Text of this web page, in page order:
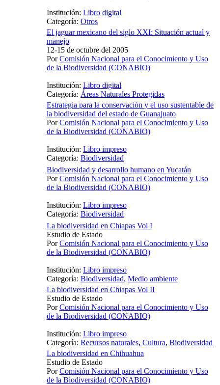
Institución: Libro digital
Categoría: Otros
El jaguar mexicano del siglo XXI: Situación actual y
manejo
12-15 de octubre del 2005
PorComisión Nacional para el Conocimiento y Uso
de la Biodiversidad (CONABIO)
Institución: Libro digital
Categoría: Áreas Naturales Protegidas
Estrategia para la conservación y el uso sustentable de
la biodiversidad del estado de Guanajuato
PorComisión Nacional para el Conocimiento y Uso
de la Biodiversidad (CONABIO)
Institución: Libro impreso
Categoría: Biodiversidad
Biodiversidad y desarrollo humano en Yucatán
PorComisión Nacional para el Conocimiento y Uso
de la Biodiversidad (CONABIO)
Institución: Libro impreso
Categoría: Biodiversidad
La biodiversidad en Chiapas Vol I
Estudio de Estado
PorComisión Nacional para el Conocimiento y Uso
de la Biodiversidad (CONABIO)
Institución: Libro impreso
Categoría: Biodiversidad, Medio ambiente
La biodiversidad en Chiapas Vol II
Estudio de Estado
PorComisión Nacional para el Conocimiento y Uso
de la Biodiversidad (CONABIO)
Institución: Libro impreso
Categoría: Recursos naturales, Cultura, Biodiversidad
La biodiversidad en Chihuahua
Estudio de Estado
PorComisión Nacional para el Conocimiento y Uso
de la Biodiversidad (CONABIO)